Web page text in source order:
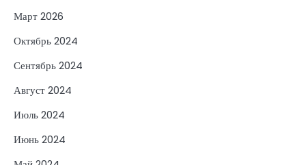
Март 2026
Октябрь 2024
Сентябрь 2024
Август 2024
Июль 2024
Июнь 2024